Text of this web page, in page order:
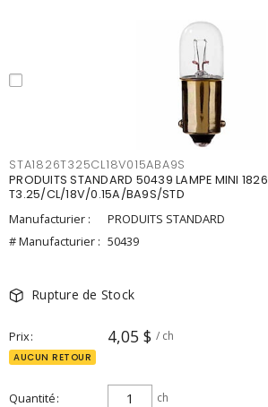
STA1826T325CL18V015ABA9S
PRODUITS STANDARD 50439 LAMPE MINI 1826
T3.25/CL/18V/0.15A/BA9S/STD
Manufacturier :
PRODUITS STANDARD
# Manufacturier : 50439
Rupture de Stock
Prix 4,05 $ / ch
AUCUN RETOUR
Quantité ch